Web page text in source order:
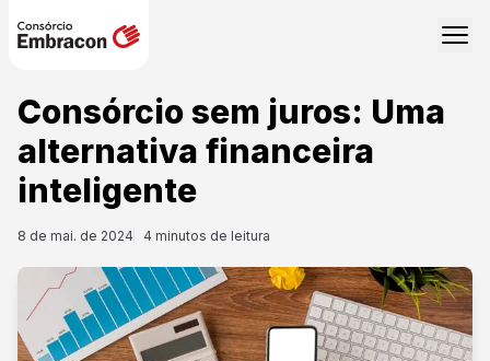
Consórcio sem juros: Uma
alternativa financeira
inteligente
8 de mai. de 2024 4 minutos de leitura